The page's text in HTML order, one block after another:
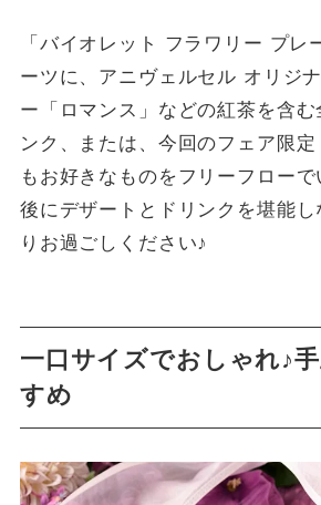
「バイオレット フラワリー プレ
ーツに、アニヴェルセル オリジ
ー「ロマンス」などの紅茶を含む
ンク、または、今回のフェア限
もお好きなものをフリーフロー
後にデザートとドリンクを堪能し
りお過ごしください♪
一口サイズでおしゃれ♪
すめ